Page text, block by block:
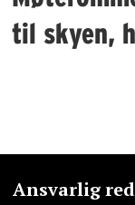
til skyen,
Ansvarlig